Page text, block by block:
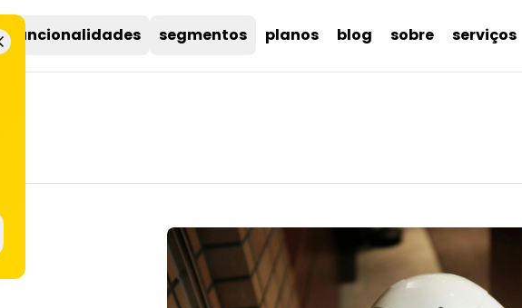
funcionalidades segmentos planos blog sobre serviços